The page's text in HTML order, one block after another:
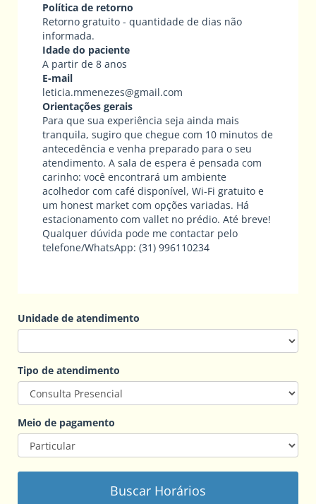
Política de retorno
Retorno gratuito - quantidade de dias não
informada.
Idade do paciente
A partir de 8 anos
E-mail
leticia.mmenezes@gmail.com
Orientações gerais
Para que sua experiência seja ainda mais
tranquila, sugiro que chegue com 10 minutos de
antecedência e venha preparado para o seu
atendimento. A sala de espera é pensada com
carinho: você encontrará um ambiente
acolhedor com café disponível, Wi-Fi gratuito e
um honest market com opções variadas. Há
estacionamento com vallet no prédio. Até breve!
Qualquer dúvida pode me contactar pelo
telefone/WhatsApp: (31) 996110234
Unidade de atendimento
Tipo de atendimento
Meio de pagamento
Buscar Horários